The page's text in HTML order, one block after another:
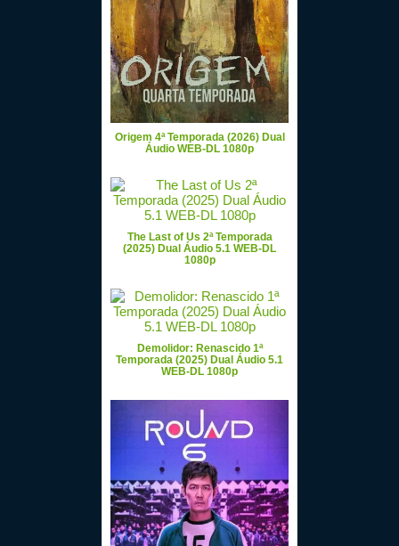
Origem 4ª Temporada (2026) Dual
Áudio WEB-DL 1080p
The Last of Us 2ª Temporada
(2025) Dual Áudio 5.1 WEB-DL
1080p
Demolidor: Renascido 1ª
Temporada (2025) Dual Áudio 5.1
WEB-DL 1080p